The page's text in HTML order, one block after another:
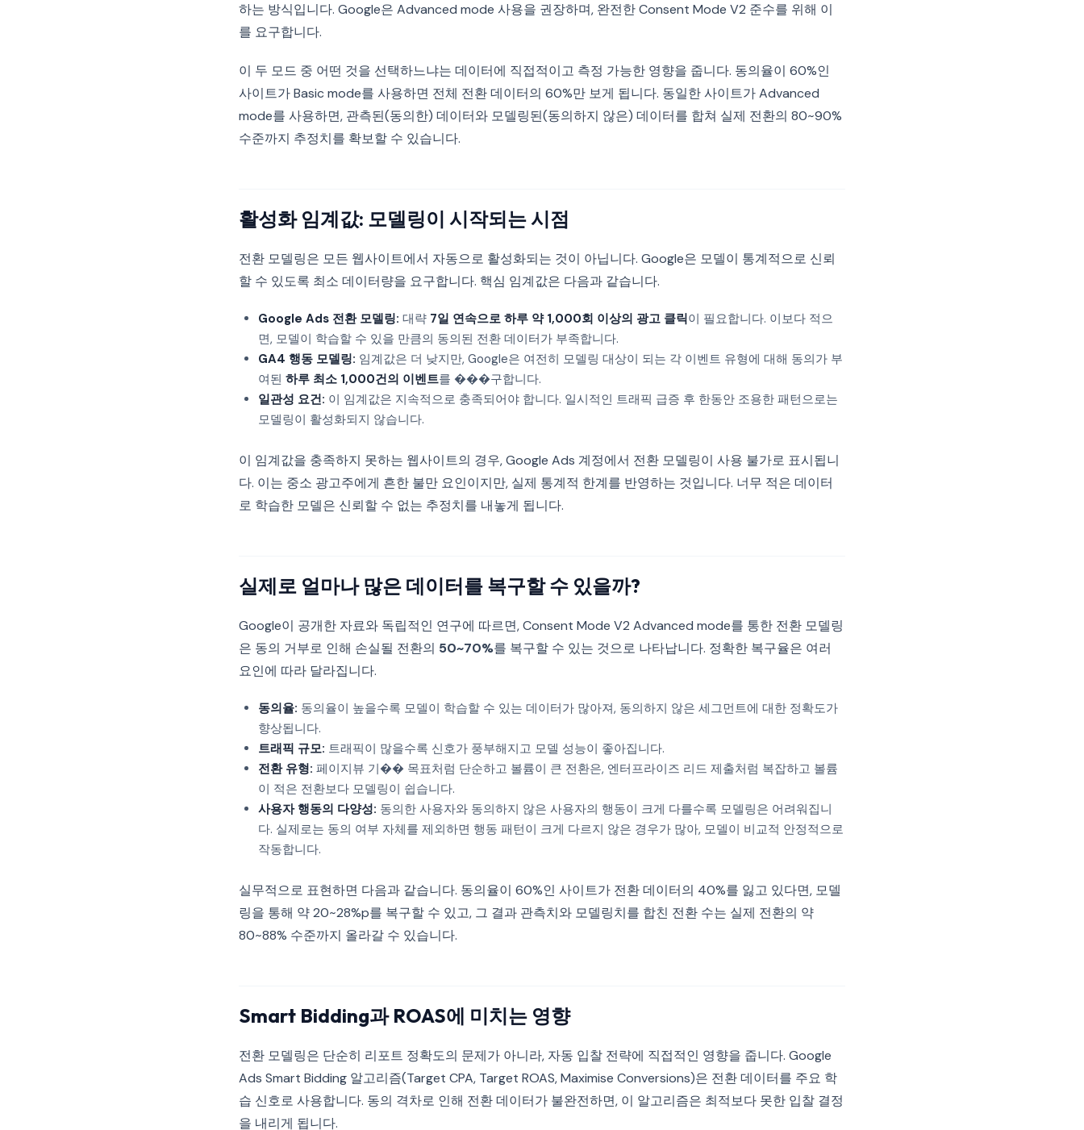
하는 방식입니다. Google은 Advanced mode 사용을 권장하며, 완전한 Consent Mode V2 준수를 위해 이
를 요구합니다.
이 두 모드 중 어떤 것을 선택하느냐는 데이터에 직접적이고 측정 가능한 영향을 줍니다. 동의율이 60%인
사이트가 Basic mode를 사용하면 전체 전환 데이터의 60%만 보게 됩니다. 동일한 사이트가 Advanced
mode를 사용하면, 관측된(동의한) 데이터와 모델링된(동의하지 않은) 데이터를 합쳐 실제 전환의 80~90%
수준까지 추정치를 확보할 수 있습니다.
활성화 임계값: 모델링이 시작되는 시점
전환 모델링은 모든 웹사이트에서 자동으로 활성화되는 것이 아닙니다. Google은 모델이 통계적으로 신뢰
할 수 있도록 최소 데이터량을 요구합니다. 핵심 임계값은 다음과 같습니다.
Google Ads 전환 모델링: 대략 7일 연속으로 하루 약 1,000회 이상의 광고 클릭이 필요합니다. 이보다 적으
면, 모델이 학습할 수 있을 만큼의 동의된 전환 데이터가 부족합니다.
GA4 행동 모델링: 임계값은 더 낮지만, Google은 여전히 모델링 대상이 되는 각 이벤트 유형에 대해 동의가 부
여된 하루 최소 1,000건의 이벤트를 ���구합니다.
일관성 요건: 이 임계값은 지속적으로 충족되어야 합니다. 일시적인 트래픽 급증 후 한동안 조용한 패턴으로는
모델링이 활성화되지 않습니다.
이 임계값을 충족하지 못하는 웹사이트의 경우, Google Ads 계정에서 전환 모델링이 사용 불가로 표시됩니
다. 이는 중소 광고주에게 흔한 불만 요인이지만, 실제 통계적 한계를 반영하는 것입니다. 너무 적은 데이터
로 학습한 모델은 신뢰할 수 없는 추정치를 내놓게 됩니다.
실제로 얼마나 많은 데이터를 복구할 수 있을까?
Google이 공개한 자료와 독립적인 연구에 따르면, Consent Mode V2 Advanced mode를 통한 전환 모델링
은 동의 거부로 인해 손실될 전환의 50~70%를 복구할 수 있는 것으로 나타납니다. 정확한 복구율은 여러
요인에 따라 달라집니다.
동의율: 동의율이 높을수록 모델이 학습할 수 있는 데이터가 많아져, 동의하지 않은 세그먼트에 대한 정확도가
향상됩니다.
트래픽 규모: 트래픽이 많을수록 신호가 풍부해지고 모델 성능이 좋아집니다.
전환 유형: 페이지뷰 기�� 목표처럼 단순하고 볼륨이 큰 전환은, 엔터프라이즈 리드 제출처럼 복잡하고 볼륨
이 적은 전환보다 모델링이 쉽습니다.
사용자 행동의 다양성: 동의한 사용자와 동의하지 않은 사용자의 행동이 크게 다를수록 모델링은 어려워집니
다. 실제로는 동의 여부 자체를 제외하면 행동 패턴이 크게 다르지 않은 경우가 많아, 모델이 비교적 안정적으로
작동합니다.
실무적으로 표현하면 다음과 같습니다. 동의율이 60%인 사이트가 전환 데이터의 40%를 잃고 있다면, 모델
링을 통해 약 20~28%p를 복구할 수 있고, 그 결과 관측치와 모델링치를 합친 전환 수는 실제 전환의 약
80~88% 수준까지 올라갈 수 있습니다.
Smart Bidding과 ROAS에 미치는 영향
전환 모델링은 단순히 리포트 정확도의 문제가 아니라, 자동 입찰 전략에 직접적인 영향을 줍니다. Google
Ads Smart Bidding 알고리즘(Target CPA, Target ROAS, Maximise Conversions)은 전환 데이터를 주요 학
습 신호로 사용합니다. 동의 격차로 인해 전환 데이터가 불완전하면, 이 알고리즘은 최적보다 못한 입찰 결정
을 내리게 됩니다.